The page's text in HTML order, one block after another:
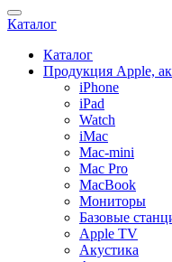
Каталог
Каталог
Продукция Apple,
iPhone
iPad
Watch
iMac
Mac-mini
Mac Pro
MacBook
Мониторы
Базовые
Apple TV
Акустика